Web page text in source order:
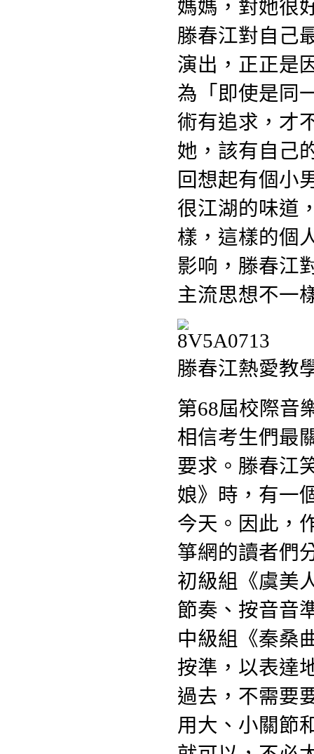
媽媽，對她很
滕春江對自己
演出，正正是
為「即使是同
術有追求，才
她，該有自己
回想起有個小
很江湖的味道
樣，這樣的個
影响，滕春江
主流思想不一
滕春江熱愛教
第68屆校際音
相信考生們最
要求。滕春江
娘》時，有一
今天。因此，
箏網的讀者們
初級組《虞美
節奏、按音音
中級組《秦桑
按準，以表達
過去，不需要
用大、小關節